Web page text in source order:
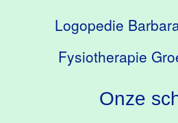
Onze
Logopedie
Fysiotherapie